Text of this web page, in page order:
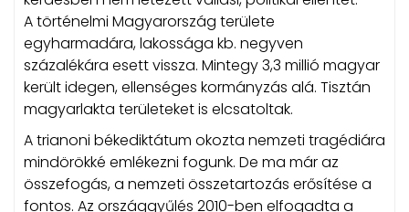
A történelmi Magyarország területe
egyharmadára, lakossága kb. negyven
százalékára esett vissza. Mintegy 3,3 millió magyar
került idegen, ellenséges kormányzás alá. Tisztán
magyarlakta területeket is elcsatoltak.
A trianoni békediktátum okozta nemzeti tragédiára
mindörökké emlékezni fogunk. De ma már az
összefogás, a nemzeti összetartozás erősítése a
fontos. Az országgyűlés 2010-ben elfogadta a